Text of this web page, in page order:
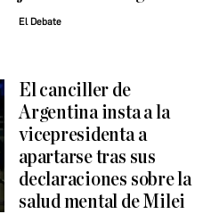
El Debate
El canciller de
Argentina insta a la
vicepresidenta a
apartarse tras sus
declaraciones sobre la
salud mental de Milei